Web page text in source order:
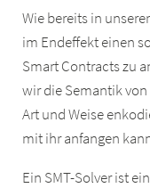
Wie bereits in unserer
im Endeffekt einen
Smart Contracts zu
wir die Semantik
Art und Weise
mit ihr anfangen
Ein SMT-Solver ist